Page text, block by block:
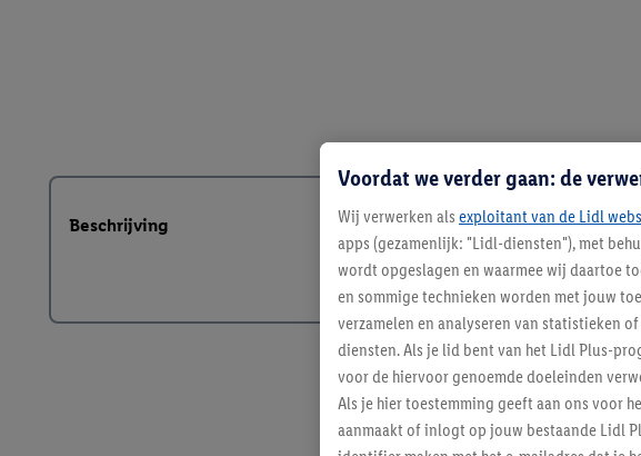
Beschrijving
Voordat we verder gaan: de
Wij verwerken als exploitant van de Lidl
apps (gezamenlijk: "Lidl-diensten"), met
wordt opgeslagen en waarmee wij daartoe
en sommige technieken worden met jouw
verzamelen en analyseren van statistieken
diensten. Als je lid bent van het Lidl Plus-
voor de hiervoor genoemde doeleinden
Als je hier toestemming geeft aan ons voor
aanmaakt of inlogt op jouw bestaande Lidl